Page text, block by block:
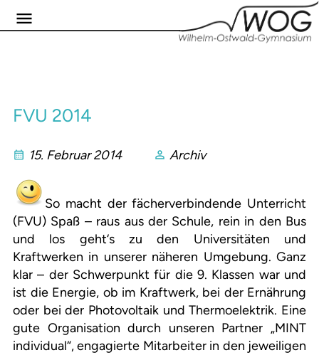
FVU 2014
15. Februar 2014 Archiv
So macht der fächerverbindende Unterricht
(FVU) Spaß – raus aus der Schule, rein in den Bus
und los geht‘s zu den Universitäten und
Kraftwerken in unserer näheren Umgebung. Ganz
klar – der Schwerpunkt für die 9. Klassen war und
ist die Energie, ob im Kraftwerk, bei der Ernährung
oder bei der Photovoltaik und Thermoelektrik. Eine
gute Organisation durch unseren Partner „MINT
individual“, engagierte Mitarbeiter in den jeweiligen